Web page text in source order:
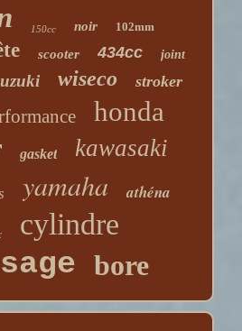
150cc noir 102mm
scooter 434cc joint
wiseco stroker
honda
gasket kawasaki
yamaha athéna
cylindre
bore